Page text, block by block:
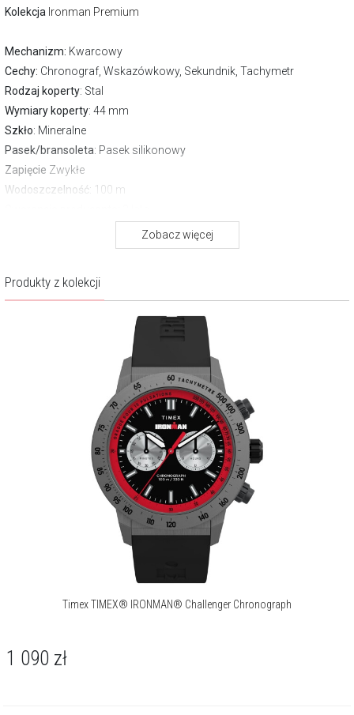
Kolekcja Ironman Premium
Mechanizm: Kwarcowy
Cechy: Chronograf, Wskazówkowy, Sekundnik, Tachymetr
Rodzaj koperty: Stal
Wymiary koperty: 44 mm
Szkło: Mineralne
Pasek/bransoleta: Pasek silikonowy
Zapięcie Zwykłe
Wodoszczelność: 100 m
O kolekcji Ironman Premium
Zegarki Timex Ironman Premium łączą sportową funkcjonalność z
zewnętrznej skali, zachowując przy tym klasyczny charakter z
francuskim akcentem. Koperty w odcieniu gunmetal,
luminescencyjne wskazówki i czytelne tarcze podkreślają ich
techniczny styl, a szczotkowane bransolety ze stali nierdzewnej
dopełniają całość. To propozycje dla tych, którzy cenią precyzję,
wytrzymałość i subtelną sportową elegancję.
Timex – słowo to przychodzi na myśl jako jedno z pierwszych w
kontekście zegarka. Marka znana na całym świecie, lubiana i
wiarygodna – jej czasomierze są praktyczne i niezawodne, nie
brakuje też wśród nich stylowych ikon, do których Timex właśnie
Zobacz więcej
Produkty z kolekcji
Timex TIMEX® IRONMAN® Challenger Chronograph
1 090 zł